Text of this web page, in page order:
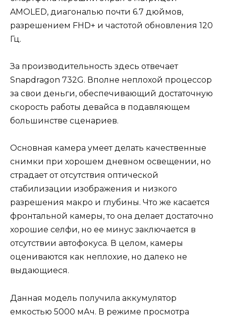
AMOLED, диагональю почти 6.7 дюймов,
разрешением FHD+ и частотой обновления 120
Гц.
За производительность здесь отвечает
Snapdragon 732G. Вполне неплохой процессор
за свои деньги, обеспечивающий достаточную
скорость работы девайса в подавляющем
большинстве сценариев.
Основная камера умеет делать качественные
снимки при хорошем дневном освещении, но
страдает от отсутствия оптической
стабилизации изображения и низкого
разрешения макро и глубины. Что же касается
фронтальной камеры, то она делает достаточно
хорошие селфи, но ее минус заключается в
отсутствии автофокуса. В целом, камеры
оцениваются как неплохие, но далеко не
выдающиеся.
Данная модель получила аккумулятор
емкостью 5000 мАч. В режиме просмотра